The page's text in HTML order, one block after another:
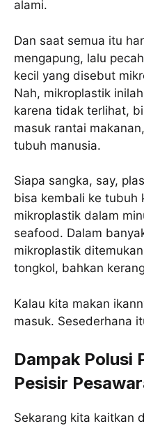
alami.
Dan saat semua itu
mengapung, lalu
kecil yang disebut
Nah, mikroplastik
karena tidak terlihat,
masuk rantai
tubuh manusia.
Siapa sangka, say,
bisa kembali ke tubuh
mikroplastik dalam
seafood. Dalam
mikroplastik
tongkol, bahkan
Kalau kita makan
masuk. Sesederhana
Dampak Polusi
Pesisir
Sekarang kita kaitkan